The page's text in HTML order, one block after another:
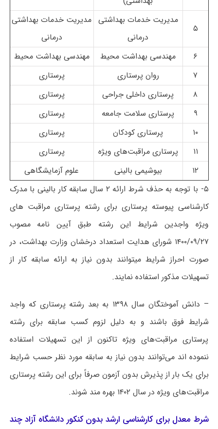
۵
مدیریت خدمات بهداشتی
درمانی
مدیریت خدمات بهداشتی
درمانی
۶
مهندسی بهداشت محیط
مهندسی بهداشت محیط
۷
روان پرستاری
پرستاری
۸
پرستاری داخلی جراحی
پرستاری
۹
پرستاری سلامت جامعه
پرستاری
۱۰
پرستاری کودکان
پرستاری
۱۱
پرستاری مراقبت‌های ویژه
پرستاری
۱۲
بیوشیمی بالینی
علوم آزمایشگاهی
۵- با توجه به حذف شرط ارائه ۲ سال سابقه کار بالینی با مدرک
کارشناسی پیوسته پرستاری برای رشته پرستاری مراقبت های
ویژه واجدین شرایط این رشته طبق آیین نامه مصوب
۱۴۰۰/۰۹/۲۷ شورای هدایت استعداد درخشان وزارت بهداشت، در
صورت احراز شرایط میتوانند بدون نیاز به ارائه سابقه کار از
تسهیلات مذکور استفاده نمایند.
– دانش آموختگان سال ۱۳۹۸ به بعد رشته پرستاری که واجد
شرایط فوق باشند و به دلیل لزوم کسب سابقه برای رشته
پرستاری مراقبت‌های ویژه تاکنون از این تسهیلات استفاده
ننموده اند می‌توانند بدون نیاز به سابقه مورد نظر حسب شرایط
برای یک بار از پذیرش بدون آزمون صرفاً برای این رشته پرستاری
مراقبت‌های ویژه در سال ۱۴۰۲ بهره مند شوند.
شرط معدل برای کارشناسی ارشد بدون کنکور دانشگاه آزاد چند